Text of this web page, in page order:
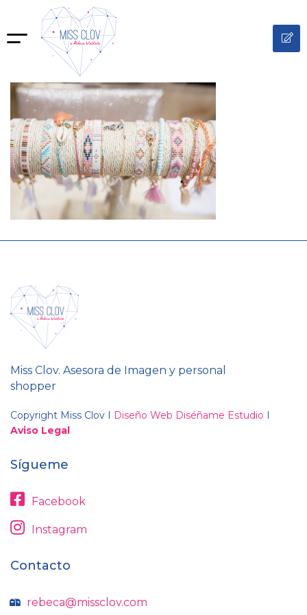
Miss Clov. Asesora de Imagen y personal
shopper
Copyright Miss Clov I Diseño Web Diséñame Estudio I
Aviso Legal
Sígueme
Facebook
Instagram
Contacto
rebeca@missclov.com